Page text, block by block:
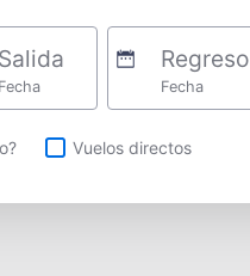
Salida
Fecha
Regreso
Fecha
Vuelos directos